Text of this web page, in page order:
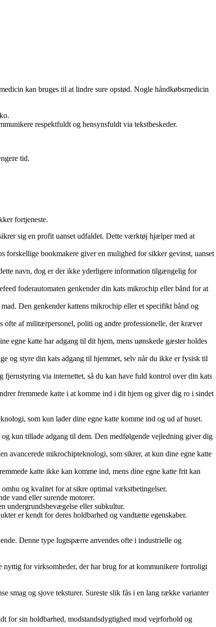
kan bruges til at lindre sure opstød. Nogle håndkøbsmedicin
respektfuldt og hensynsfuldt via tekstbeskeder.
tid.
fortjeneste.
sig en profit uanset udfaldet. Dette værktøj hjælper med at
forskellige bookmakere giver en mulighed for sikker gevinst, uanset
navn, dog er der ikke yderligere information tilgængelig for
foderautomaten genkender din kats mikrochip eller bånd for at
Den genkender kattens mikrochip eller et specifikt bånd og
ofte af militærpersonel, politi og andre professionelle, der kræver
egne katte har adgang til dit hjem, mens uønskede gæster holdes
og styre din kats adgang til hjemmet, selv når du ikke er fysisk til
via internettet, så du kan have fuld kontrol over din kats
fremmede katte i at komme ind i dit hjem og giver dig ro i sindet
som kun lader dine egne katte komme ind og ud af huset.
kun tillade adgang til dem. Den medfølgende vejledning giver dig
avancerede mikrochipteknologi, som sikrer, at kun dine egne katte
katte ikke kan komme ind, mens dine egne katte frit kan
og kvalitet for at sikre optimal vækstbetingelser.
vand eller surende motorer.
undergrundsbevægelse eller subkultur.
er kendt for deres holdbarhed og vandtætte egenskaber.
Denne type lugtspærre anvendes ofte i industrielle og
nyttig for virksomheder, der har brug for at kommunikere fortroligt
smag og sjove teksturer. Sureste slik fås i en lang række varianter
for sin holdbarhed, modstandsdygtighed mod vejrforhold og